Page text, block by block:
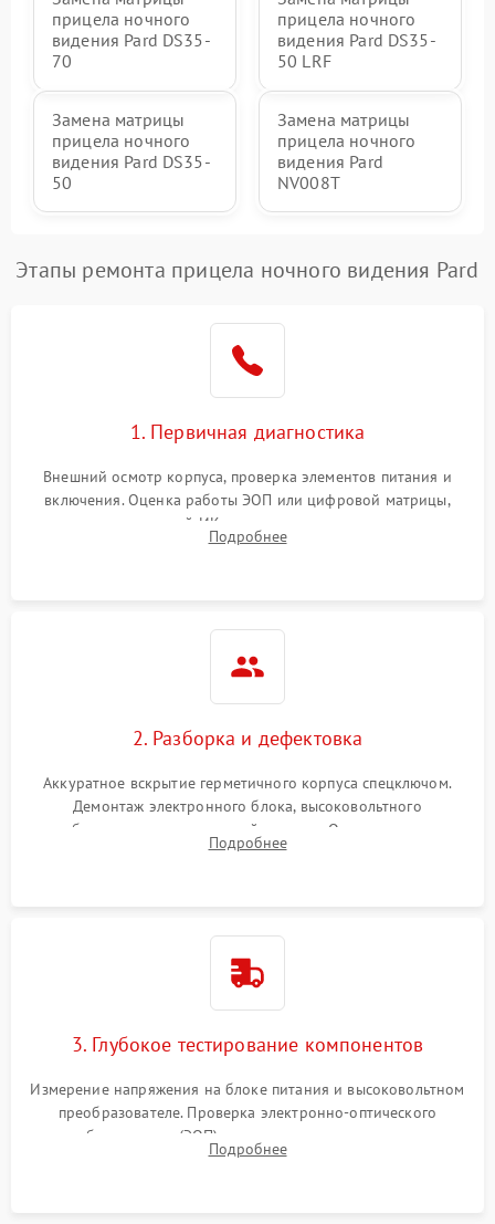
прицела ночного
видения Pard DS35-
70
прицела ночного
видения Pard DS35-
50 LRF
Замена матрицы
прицела ночного
видения Pard DS35-
50
Замена матрицы
прицела ночного
видения Pard
NV008T
Этапы ремонта прицела ночного видения Pard
1. Первичная диагностика
Внешний осмотр корпуса, проверка элементов питания и
включения. Оценка работы ЭОП или цифровой матрицы,
проверка встроенной ИК-подсветки и механизма выверки
прицельной сетки. Выявление видимых дефектов оптики и
Подробнее
2. Разборка и дефектовка
Аккуратное вскрытие герметичного корпуса спецключом.
Демонтаж электронного блока, высоковольтного
преобразователя и оптической системы. Осмотр контактов
на окисление и проверка целостности уплотнительных
Подробнее
3. Глубокое тестирование компонентов
Измерение напряжения на блоке питания и высоковольтном
преобразователе. Проверка электронно-оптического
преобразователя (ЭОП) на стенде на предмет эмиссии,
шумов и засветок. Диагностика микросхем цифровых
Подробнее